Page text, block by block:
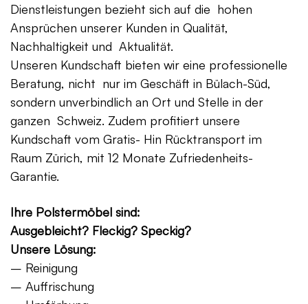
Dienstleistungen bezieht sich auf die hohen
Ansprüchen unserer Kunden in Qualität,
Nachhaltigkeit und Aktualität.
Unseren Kundschaft bieten wir eine professionelle
Beratung, nicht nur im Geschäft in Bülach-Süd,
sondern unverbindlich an Ort und Stelle in der
ganzen Schweiz. Zudem profitiert unsere
Kundschaft vom Gratis- Hin Rücktransport im
Raum Zürich, mit 12 Monate Zufriedenheits-
Garantie.
Ihre Polstermöbel sind:
Ausgebleicht? Fleckig? Speckig?
Unsere Lösung:
– Reinigung
– Auffrischung